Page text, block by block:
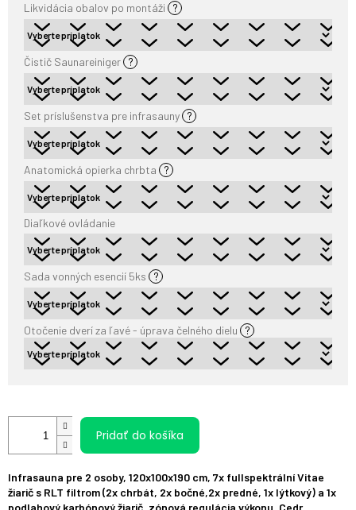
Likvidácia obalov po montáži ?
Čistič Saunareiniger ?
Set príslušenstva pre infrasauny ?
Anatomická opierka chrbta ?
Diaľkové ovládanie
Sada vonných esencií 5ks ?
Otočenie dverí za ľavé - úprava čelného dielu ?
Pridať do košíka
Infrasauna pre 2 osoby, 120x100x190 cm, 7x fullspektrálníVitae
žiarič s RLT filtrom(2x chrbát, 2x bočné,2x predné, 1x lýtkový) a 1x